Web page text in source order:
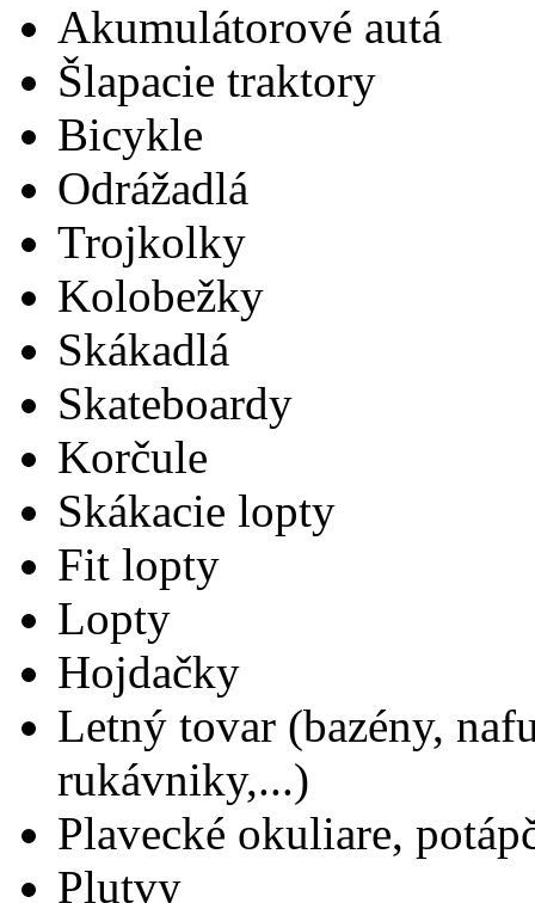
Akumulátorové autá
Šlapacie traktory
Bicykle
Odrážadlá
Trojkolky
Kolobežky
Skákadlá
Skateboardy
Korčule
Skákacie lopty
Fit lopty
Lopty
Hojdačky
Letný tovar (bazény,
rukávniky,...)
Plavecké okuliare,
Plutvy